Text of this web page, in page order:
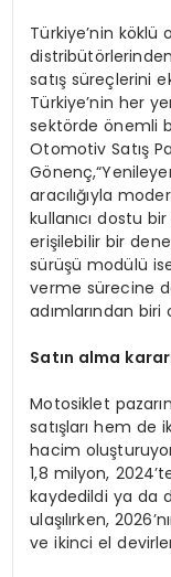
Türkiye’nin
satış süreçlerini
Türkiye’nin her
sektörde önemli
Otomotiv Satış
aracılığıyla
kullanıcı dostu
erişilebilir bir
sürüşü modülü
verme sürecine
adımlarından biri
Satın alma karar
Motosiklet
satışları hem de
hacim
1,8 milyon,
kaydedildi ya da
ulaşılırken,
ve ikinci el